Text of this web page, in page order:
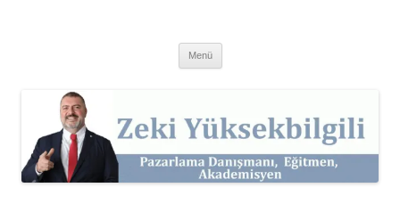
Kişisel Web Sitesi.
Menü